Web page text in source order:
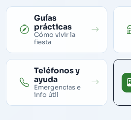
Guías
prácticas
Cómo vivir la
fiesta
Teléfonos y
ayuda
Emergencias e
info útil